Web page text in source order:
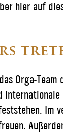
hier auf
Orga-Team
Im